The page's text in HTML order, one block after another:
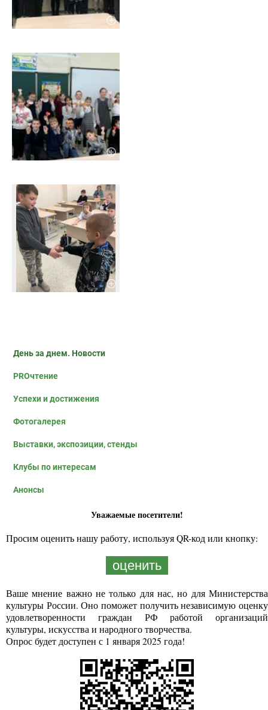
День за днем. Новости
PROчтение
Успехи и достижения
Фотогалерея
Выставки, экспозиции, стенды
Клубы по интересам
Анонсы
Уважаемые посетители!
Просим оценить нашу работу, используя QR-код или кнопку:
оценить
Ваше мнение важно не только для нас, но для Министерства
культуры России. Оно поможет получить независимую оценку
удовлетворенности граждан РФ работой организаций
культуры, искусства и народного творчества.
Опрос будет доступен с 1 января 2025 года!